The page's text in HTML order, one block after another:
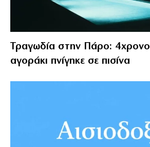
Τραγωδία στην Πάρο: 4χρονο
αγοράκι πνίγηκε σε πισίνα